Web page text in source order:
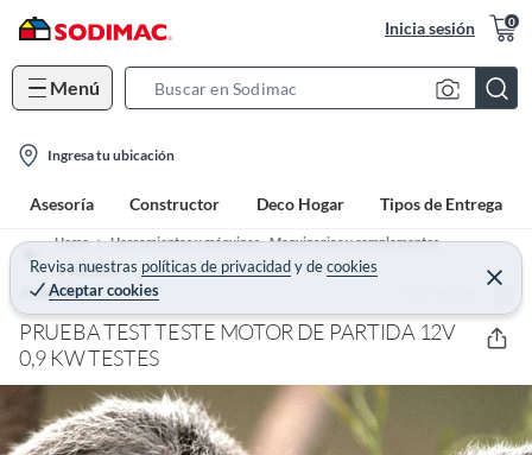
Inicia sesión 0
Menú
c
h
B
r
a
o
n
-
c
Ingresa tu ubicación
Asesoría Constructor Deco Hogar Tipos de Entrega
Revisa nuestras políticas de privacidadydecookies
Aceptar cookies
C
e
r
a
r
Home
Herramientas y máquinas - Maquinarias y complementos
Motores
JUNKERS (0)
PRUEBA TEST TESTE MOTOR DE PARTIDA 12V
0,9 KW TESTES